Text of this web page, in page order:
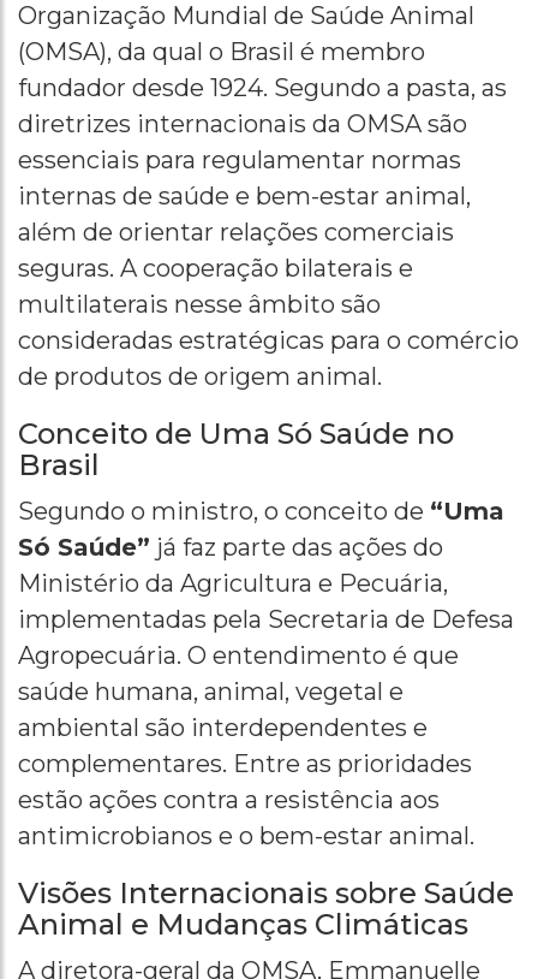
Organização Mundial de Saúde Animal
(OMSA), da qual o Brasil é membro
fundador desde 1924. Segundo a pasta, as
diretrizes internacionais da OMSA são
essenciais para regulamentar normas
internas de saúde e bem-estar animal,
além de orientar relações comerciais
seguras. A cooperação bilaterais e
multilaterais nesse âmbito são
consideradas estratégicas para o comércio
de produtos de origem animal.
Conceito de Uma Só Saúde no
Brasil
Segundo o ministro, o conceito de “Uma
Só Saúde” já faz parte das ações do
Ministério da Agricultura e Pecuária,
implementadas pela Secretaria de Defesa
Agropecuária. O entendimento é que
saúde humana, animal, vegetal e
ambiental são interdependentes e
complementares. Entre as prioridades
estão ações contra a resistência aos
antimicrobianos e o bem-estar animal.
Visões Internacionais sobre Saúde
Animal e Mudanças Climáticas
A diretora-geral da OMSA, Emmanuelle